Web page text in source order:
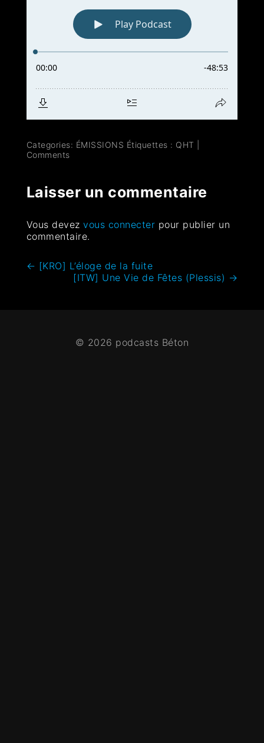
Categories: ÉMISSIONS Étiquettes : QHT
Comments
Laisser un commentaire
Vous devezvous connecter pour publier un
commentaire.
← [KRO] L’éloge de la fuite
[ITW] Une Vie de Fêtes (Plessis) →
© 2026 podcasts Béton